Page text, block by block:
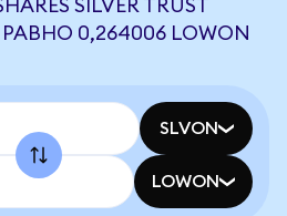
SILVER TRUST
РАВНО 0,264006 LOWON
SLVON
LOWON